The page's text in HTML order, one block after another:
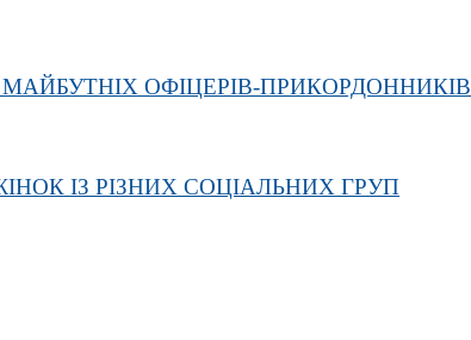
ОФІЦЕРІВ-ПРИКОРДОННИКІВ
ІЗ РІЗНИХ СОЦІАЛЬНИХ ГРУП